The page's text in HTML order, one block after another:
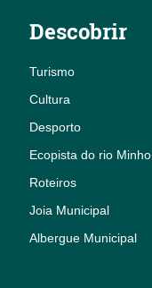
Descobrir
Turismo
Cultura
Desporto
Ecopista do rio Minho
Roteiros
Joia Municipal
Albergue Municipal